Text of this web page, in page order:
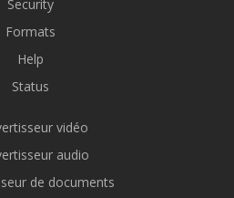
Security
Formats
Help
Status
vidéo
audio
de documents